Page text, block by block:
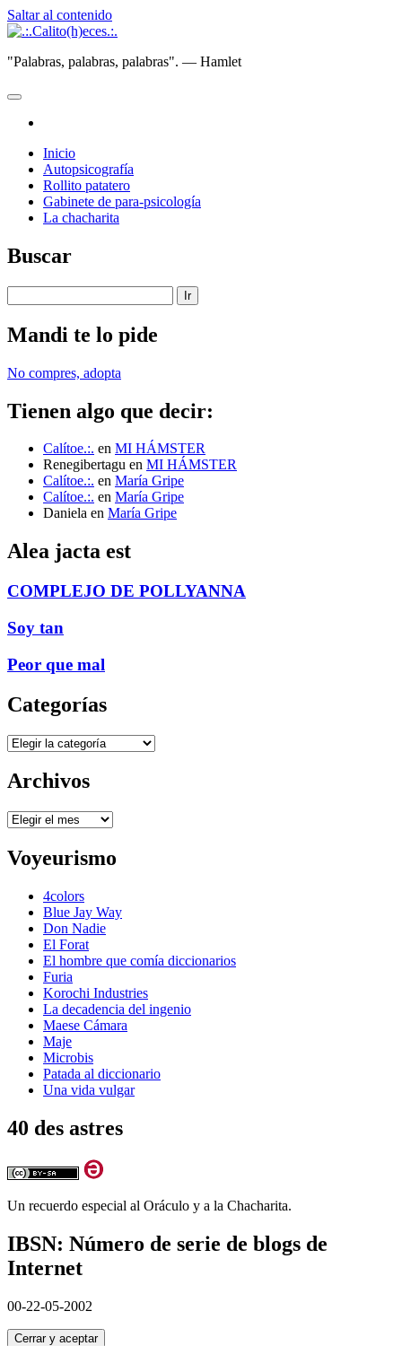
Saltar al contenido
.:.Calito(h)eces.:.
"Palabras, palabras, palabras". — Hamlet
abrir
principal
Inicio
Autopsicografía
Rollito patatero
Gabinete de para-psicología
La chacharita
Barra
Buscar
Mandi te lo pide
No compres, adopta
Tienen algo que decir:
Calítoe.:. en MI HÁMSTER
Renegibertagu en MI HÁMSTER
Calítoe.:. en María Gripe
Calítoe.:. en María Gripe
Daniela en María Gripe
Alea jacta est
COMPLEJO DE POLLYANNA
Soy tan
Peor que mal
Categorías
Categorías
Archivos
Archivos
Voyeurismo
4colors
Blue Jay Way
Don Nadie
El Forat
El hombre que comía diccionarios
Furia
Korochi Industries
La decadencia del ingenio
Maese Cámara
Maje
Microbis
Patada al diccionario
Una vida vulgar
40 des astres
Un recuerdo especial al Oráculo y a la Chacharita.
IBSN: Número de serie de blogs de
Internet
00-22-05-2002